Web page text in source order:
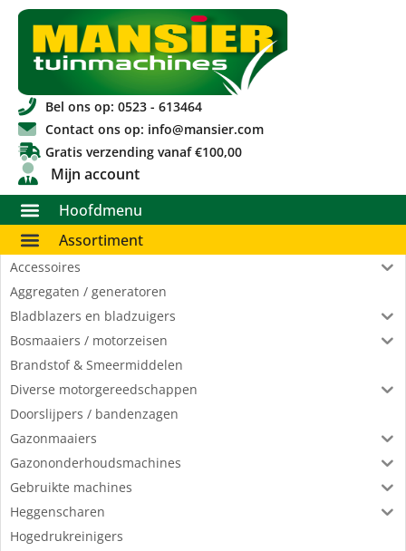
Bel ons op: 0523 - 613464
Contact ons op: info@mansier.com
Gratis verzending vanaf €100,00
Mijn account
Hoofdmenu
Assortiment
Accessoires
Aggregaten / generatoren
Bladblazers en bladzuigers
Bosmaaiers / motorzeisen
Brandstof & Smeermiddelen
Diverse motorgereedschappen
Doorslijpers / bandenzagen
Gazonmaaiers
Gazononderhoudsmachines
Gebruikte machines
Heggenscharen
Hogedrukreinigers